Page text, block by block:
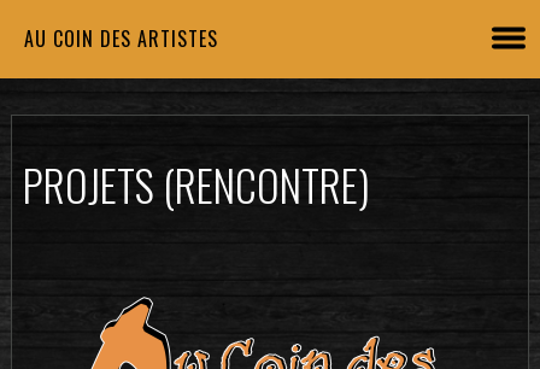
AU COIN DES ARTISTES
PROJETS (RENCONTRE)